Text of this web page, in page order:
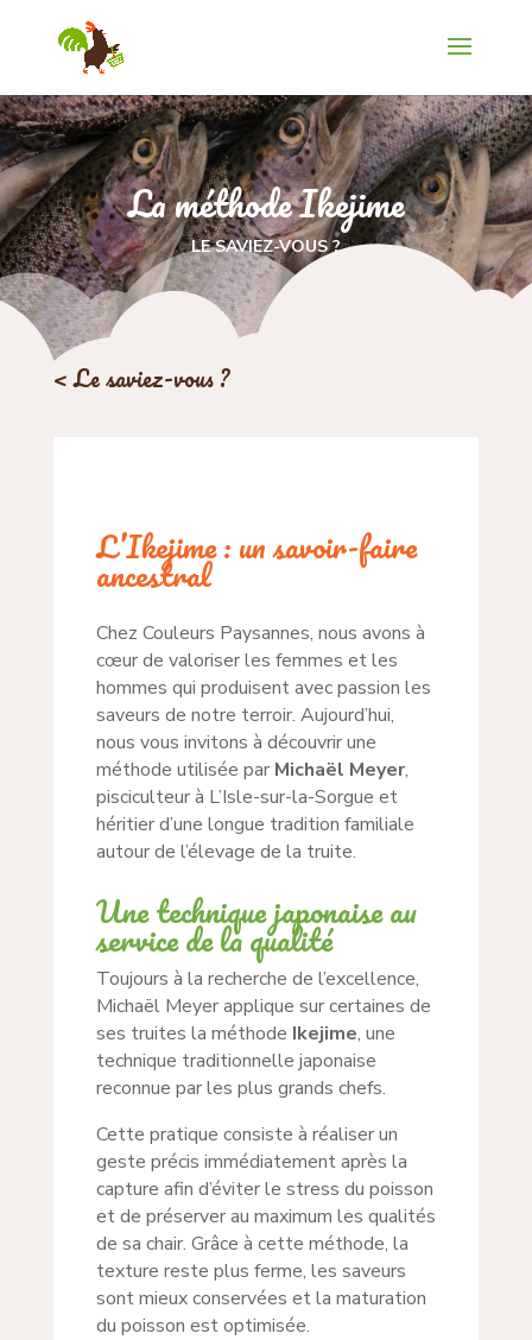
La méthode Ikejime
LE SAVIEZ-VOUS ?
< Le saviez-vous ?
L’Ikejime : un savoir-faire
ancestral
Chez Couleurs Paysannes, nous avons à
cœur de valoriser les femmes et les
hommes qui produisent avec passion les
saveurs de notre terroir. Aujourd’hui,
nous vous invitons à découvrir une
méthode utilisée par Michaël Meyer,
pisciculteur à L’Isle-sur-la-Sorgue et
héritier d’une longue tradition familiale
autour de l’élevage de la truite.
Une technique japonaise au
service de la qualité
Toujours à la recherche de l’excellence,
Michaël Meyer applique sur certaines de
ses truites la méthode Ikejime, une
technique traditionnelle japonaise
reconnue par les plus grands chefs.
Cette pratique consiste à réaliser un
geste précis immédiatement après la
capture afin d’éviter le stress du poisson
et de préserver au maximum les qualités
de sa chair. Grâce à cette méthode, la
texture reste plus ferme, les saveurs
sont mieux conservées et la maturation
du poisson est optimisée.